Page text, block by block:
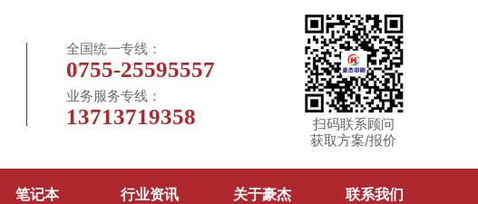
全国统一专线：
0755-25595557
业务服务专线：
13713719358
扫码联系顾问
获取方案/报价
笔记本 行业资讯 关于豪杰 联系我们